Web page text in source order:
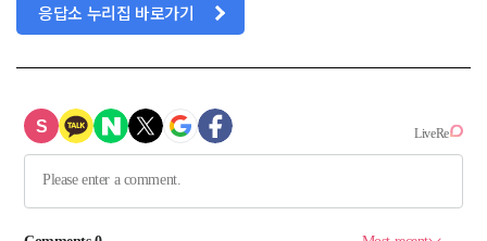
응답소 누리집 바로가기